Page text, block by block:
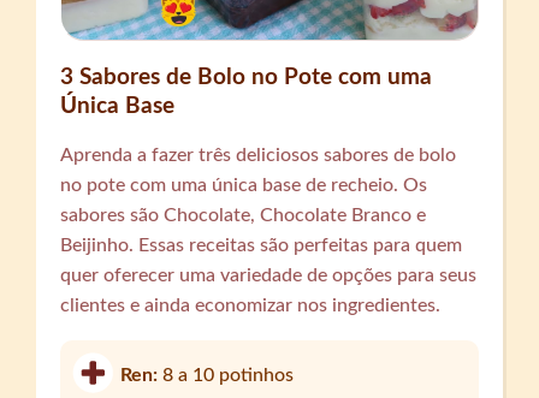
3 Sabores de Bolo no Pote com uma
Única Base
Aprenda a fazer três deliciosos sabores de bolo
no pote com uma única base de recheio. Os
sabores são Chocolate, Chocolate Branco e
Beijinho. Essas receitas são perfeitas para quem
quer oferecer uma variedade de opções para seus
clientes e ainda economizar nos ingredientes.
Ren:8 a 10 potinhos